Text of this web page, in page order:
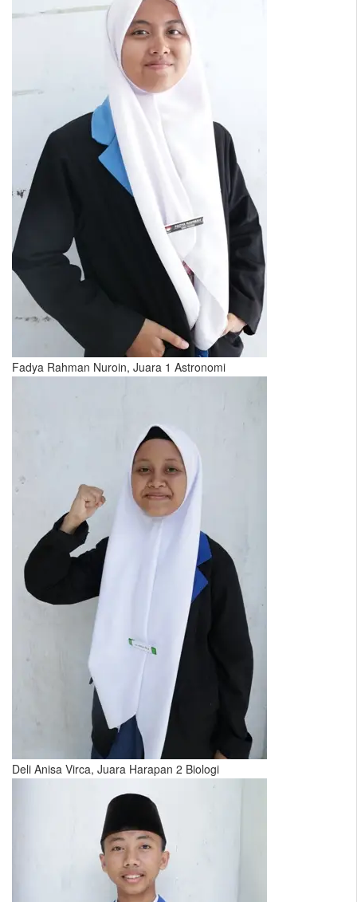
Fadya Rahman Nuroin, Juara 1 Astronomi
Deli Anisa Virca, Juara Harapan 2 Biologi